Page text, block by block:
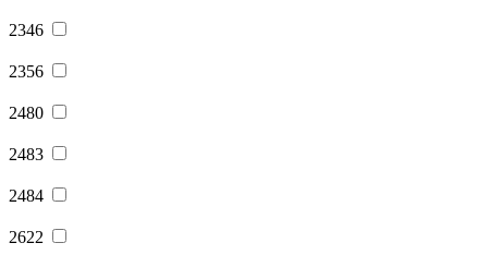
2346
2356
2480
2483
2484
2622